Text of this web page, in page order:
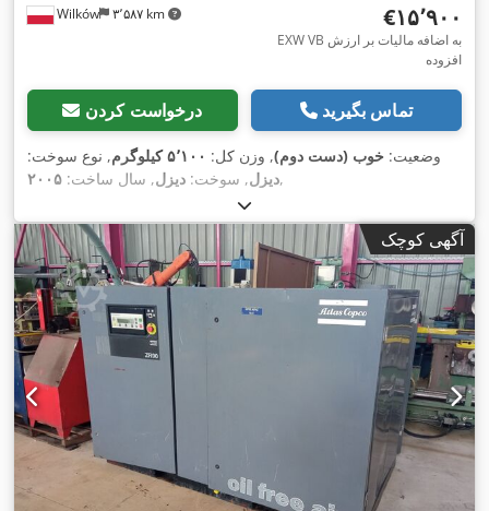
Wilków ۳٬۵۸۷ km ‎€۱۵٬۹۰۰
EXW VB به اضافه مالیات بر ارزش
افزوده
درخواست کردن تماس بگیرید
وضعیت: خوب (دست دوم), وزن کل: ۵٬۱۰۰ کیلوگرم
, نوع سوخت:
دیزل, سوخت: دیزل, سال ساخت: ۲۰۰۵ ,
آگهی کوچک